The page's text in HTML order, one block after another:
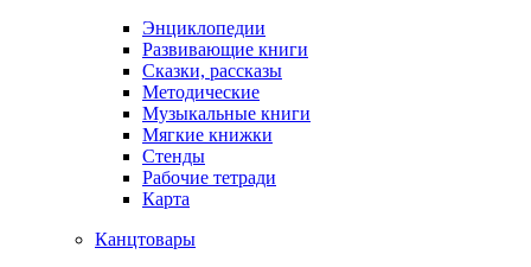
Энциклопедии
Развивающие книги
Сказки, рассказы
Методические
Музыкальные книги
Мягкие книжки
Стенды
Рабочие тетради
Карта
Канцтовары